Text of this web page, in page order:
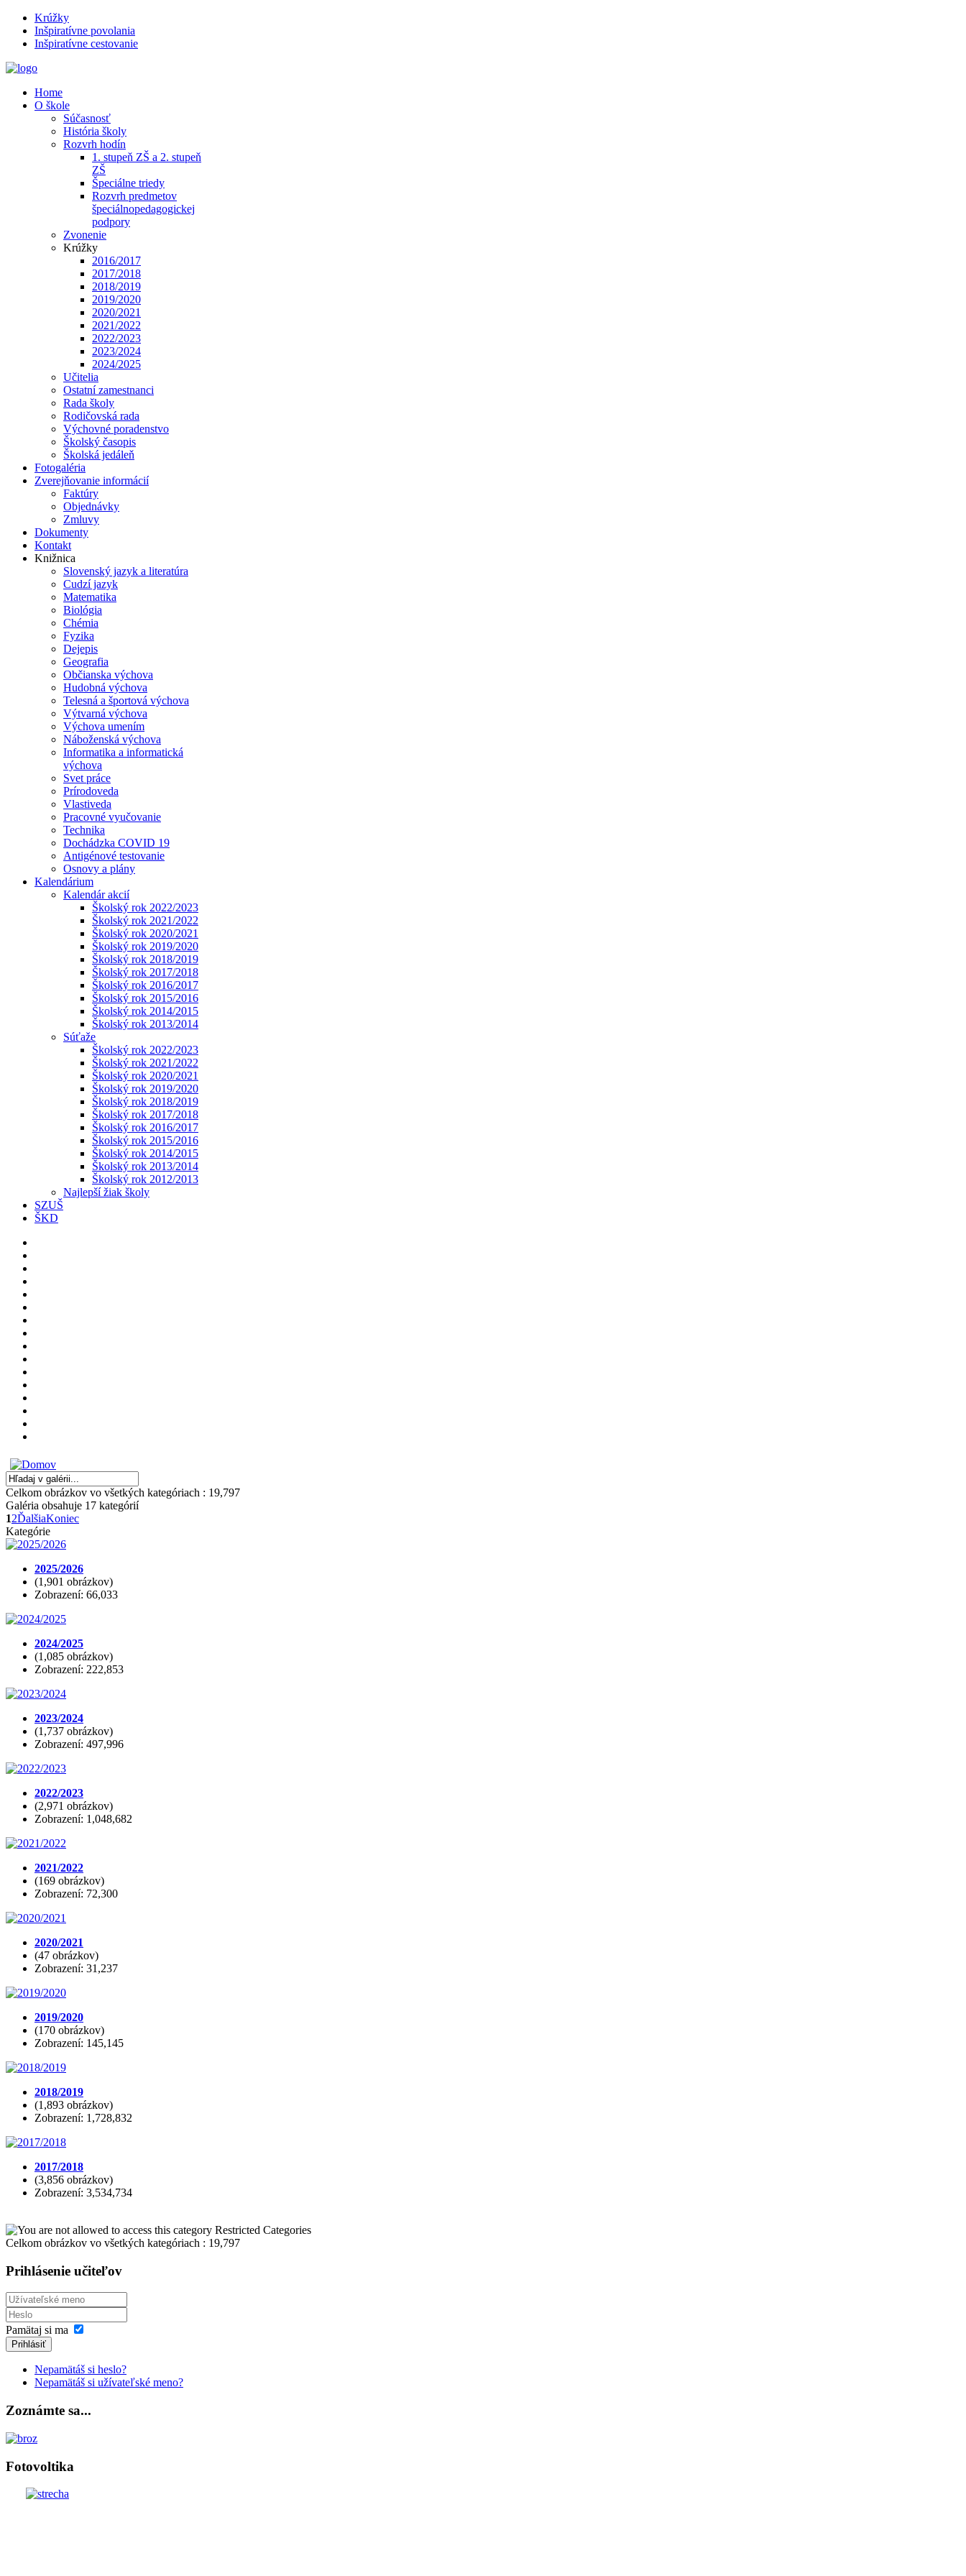
Krúžky
Inšpiratívne povolania
Inšpiratívne cestovanie
Home
O škole
Súčasnosť
História školy
Rozvrh hodín
1. stupeň ZŠ a 2. stupeň
ZŠ
Špeciálne triedy
Rozvrh predmetov
špeciálnopedagogickej
podpory
Zvonenie
Krúžky
2016/2017
2017/2018
2018/2019
2019/2020
2020/2021
2021/2022
2022/2023
2023/2024
2024/2025
Učitelia
Ostatní zamestnanci
Rada školy
Rodičovská rada
Výchovné poradenstvo
Školský časopis
Školská jedáleň
Fotogaléria
Zverejňovanie informácií
Faktúry
Objednávky
Zmluvy
Dokumenty
Kontakt
Knižnica
Slovenský jazyk a literatúra
Cudzí jazyk
Matematika
Biológia
Chémia
Fyzika
Dejepis
Geografia
Občianska výchova
Hudobná výchova
Telesná a športová výchova
Výtvarná výchova
Výchova umením
Náboženská výchova
Informatika a informatická
výchova
Svet práce
Prírodoveda
Vlastiveda
Pracovné vyučovanie
Technika
Dochádzka COVID 19
Antigénové testovanie
Osnovy a plány
Kalendárium
Kalendár akcií
Školský rok 2022/2023
Školský rok 2021/2022
Školský rok 2020/2021
Školský rok 2019/2020
Školský rok 2018/2019
Školský rok 2017/2018
Školský rok 2016/2017
Školský rok 2015/2016
Školský rok 2014/2015
Školský rok 2013/2014
Súťaže
Školský rok 2022/2023
Školský rok 2021/2022
Školský rok 2020/2021
Školský rok 2019/2020
Školský rok 2018/2019
Školský rok 2017/2018
Školský rok 2016/2017
Školský rok 2015/2016
Školský rok 2014/2015
Školský rok 2013/2014
Školský rok 2012/2013
Najlepší žiak školy
SZUŠ
ŠKD
Celkom obrázkov vo všetkých kategóriach : 19,797
Galéria obsahuje 17 kategórií
12ĎalšiaKoniec
Kategórie
2025/2026
(1,901 obrázkov)
Zobrazení: 66,033
2024/2025
(1,085 obrázkov)
Zobrazení: 222,853
2023/2024
(1,737 obrázkov)
Zobrazení: 497,996
2022/2023
(2,971 obrázkov)
Zobrazení: 1,048,682
2021/2022
(169 obrázkov)
Zobrazení: 72,300
2020/2021
(47 obrázkov)
Zobrazení: 31,237
2019/2020
(170 obrázkov)
Zobrazení: 145,145
2018/2019
(1,893 obrázkov)
Zobrazení: 1,728,832
2017/2018
(3,856 obrázkov)
Zobrazení: 3,534,734
Restricted Categories
Celkom obrázkov vo všetkých kategóriach : 19,797
Prihlásenie učiteľov
Pamätaj si ma
Prihlásiť
Nepamätáš si heslo?
Nepamätáš si užívateľské meno?
Zoznámte sa...
Fotovoltika